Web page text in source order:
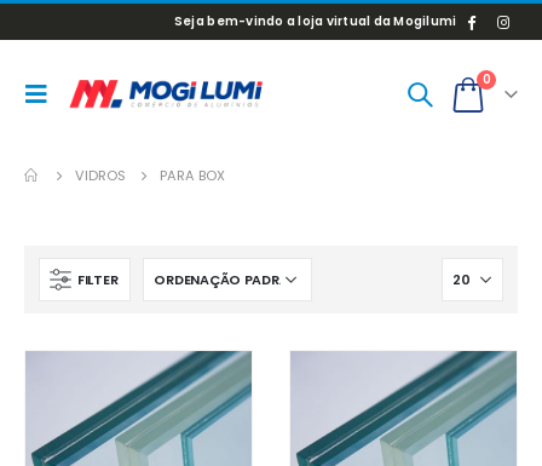
Seja bem-vindo a loja virtual da Mogilumi
0
VIDROS PARA BOX
FILTER